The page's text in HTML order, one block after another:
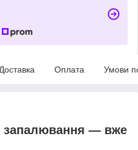
Доставка Оплата Умови
запалювання — вже